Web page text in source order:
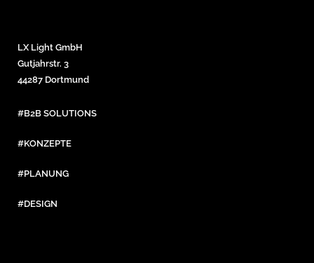
LX Light GmbH
Gutjahrstr. 3
44287 Dortmund
#B2B SOLUTIONS
#KONZEPTE
#PLANUNG
#DESIGN